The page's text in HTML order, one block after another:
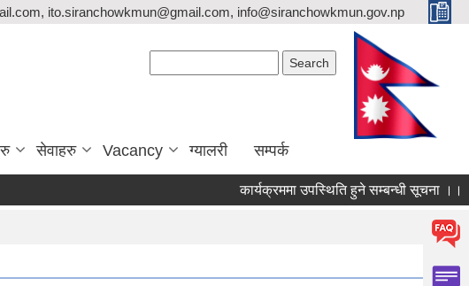
ito.siranchowkmun@gmail.com, info@siranchowkmun.gov.np
सेवाहरु Vacancy ग्यालरी सम्पर्क
कार्यक्रममा उपस्थिति हुने सम्बन्धी सूचना ।।